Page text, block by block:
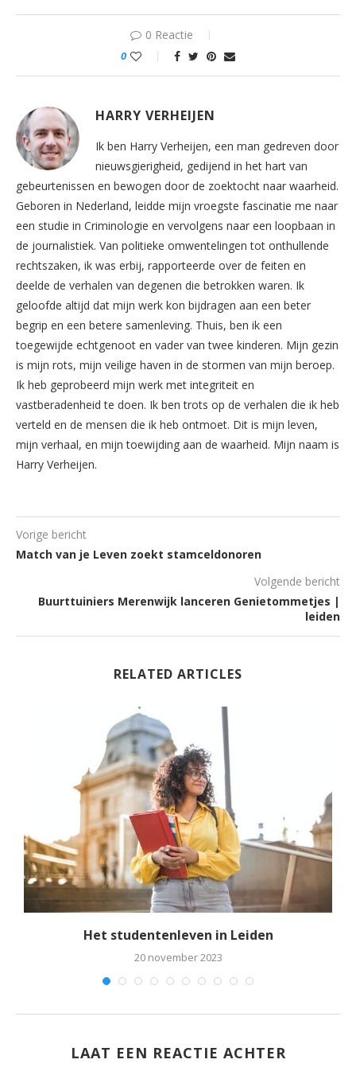
0 Reactie
0
HARRY VERHEIJEN
Ik ben Harry Verheijen, een man gedreven door
nieuwsgierigheid, gedijend in het hart van
gebeurtenissen en bewogen door de zoektocht naar waarheid.
Geboren in Nederland, leidde mijn vroegste fascinatie me naar
een studie in Criminologie en vervolgens naar een loopbaan in
de journalistiek. Van politieke omwentelingen tot onthullende
rechtszaken, ik was erbij, rapporteerde over de feiten en
deelde de verhalen van degenen die betrokken waren. Ik
geloofde altijd dat mijn werk kon bijdragen aan een beter
begrip en een betere samenleving. Thuis, ben ik een
toegewijde echtgenoot en vader van twee kinderen. Mijn gezin
is mijn rots, mijn veilige haven in de stormen van mijn beroep.
Ik heb geprobeerd mijn werk met integriteit en
vastberadenheid te doen. Ik ben trots op de verhalen die ik heb
verteld en de mensen die ik heb ontmoet. Dit is mijn leven,
mijn verhaal, en mijn toewijding aan de waarheid. Mijn naam is
Harry Verheijen.
Vorige bericht
Match van je Leven zoekt stamceldonoren
Volgende bericht
Buurttuiniers Merenwijk lanceren Genietommetjes |
leiden
RELATED ARTICLES
Het studentenleven in Leiden
20 november 2023
LAAT EEN REACTIE ACHTER